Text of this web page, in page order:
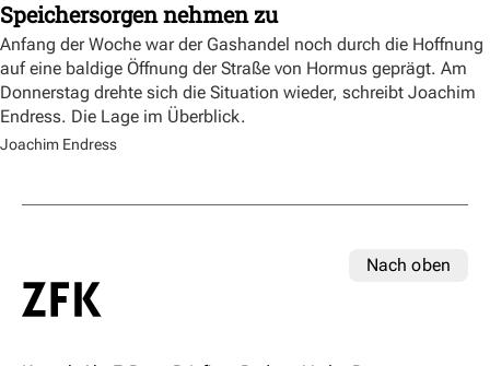
Speichersorgen nehmen zu
Anfang der Woche war der Gashandel noch durch die Hoffnung
auf eine baldige Öffnung der Straße von Hormus geprägt. Am
Donnerstag drehte sich die Situation wieder, schreibt Joachim
Endress. Die Lage im Überblick.
Joachim Endress
Nach oben